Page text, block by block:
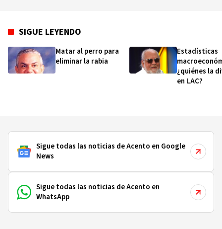
SIGUE LEYENDO
Matar al perro para
eliminar la rabia
Estadísticas
¿quiénes la
en LAC?
Sigue todas las noticias de Acento en Google
News
Sigue todas las noticias de Acento en
WhatsApp